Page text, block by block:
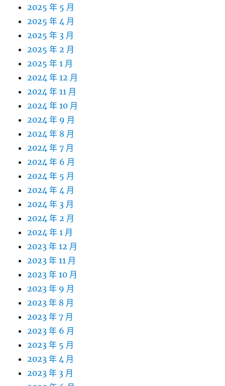
2025 年 5 月
2025 年 4 月
2025 年 3 月
2025 年 2 月
2025 年 1 月
2024 年 12 月
2024 年 11 月
2024 年 10 月
2024 年 9 月
2024 年 8 月
2024 年 7 月
2024 年 6 月
2024 年 5 月
2024 年 4 月
2024 年 3 月
2024 年 2 月
2024 年 1 月
2023 年 12 月
2023 年 11 月
2023 年 10 月
2023 年 9 月
2023 年 8 月
2023 年 7 月
2023 年 6 月
2023 年 5 月
2023 年 4 月
2023 年 3 月